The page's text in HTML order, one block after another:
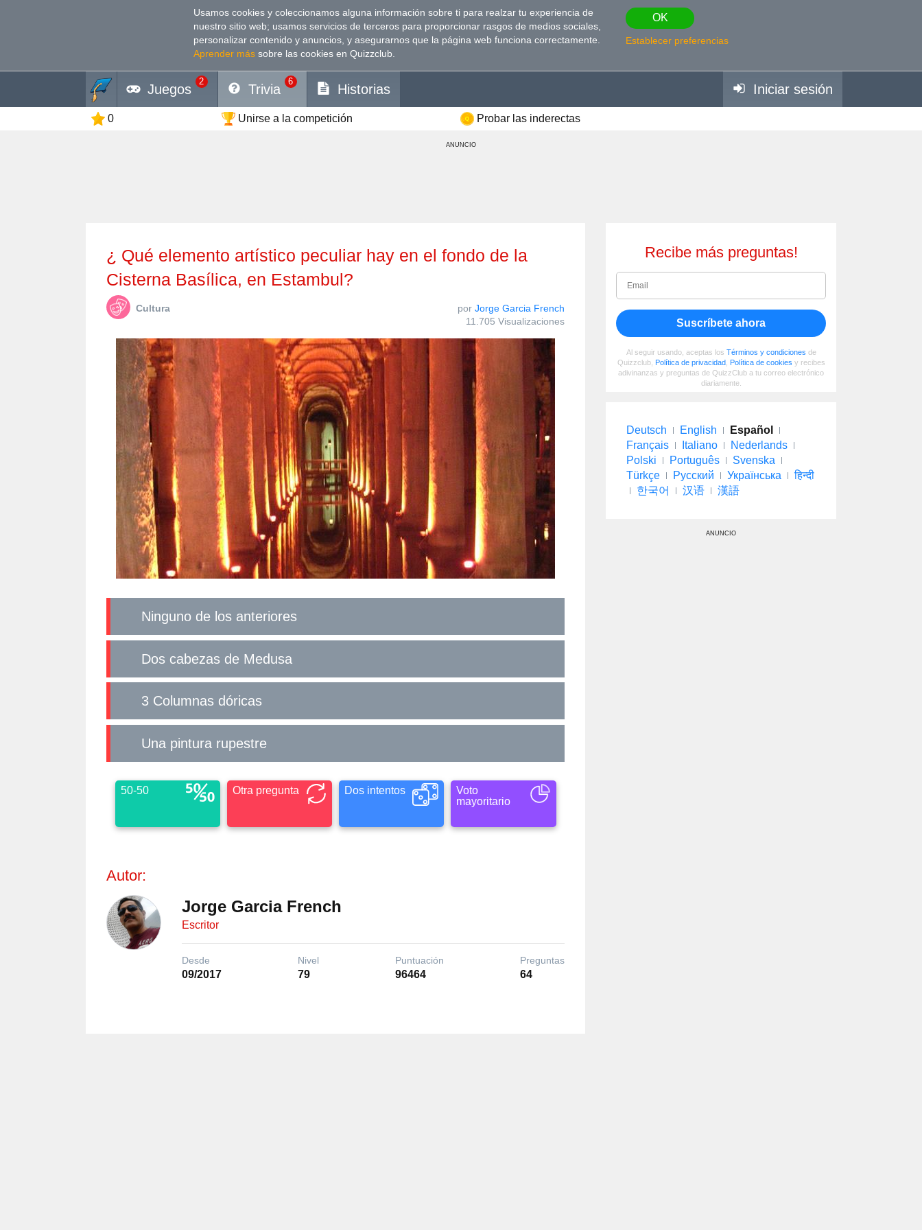
Usamos cookies y coleccionamos alguna información sobre ti para realzar tu experiencia de
nuestro sitio web; usamos servicios de terceros para proporcionar rasgos de medios sociales,
personalizar contenido y anuncios, y asegurarnos que la página web funciona correctamente.
Aprender más sobre las cookies en Quizzclub.
OK
Establecer preferencias
Juegos
2
Trivia
6
Historias Iniciar sesión
0 Unirse a la competición Probar las inderectas
ANUNCIO
¿ Qué elemento artístico peculiar hay en el fondo de la
Cisterna Basílica, en Estambul?
Cultura por Jorge Garcia French
11.705 Visualizaciones
Ninguno de los anteriores
Dos cabezas de Medusa
3 Columnas dóricas
Una pintura rupestre
50-50 Otra pregunta Dos intentos
Voto
mayoritario
Autor:
Jorge Garcia French
Escritor
Desde
09/2017
Nivel
79
Puntuación
96464
Preguntas
64
Recibe más preguntas!
Suscríbete ahora
Al seguir usando, aceptas los Términos y condiciones de
Quizzclub, Política de privacidad, Política de cookies y recibes
adivinanzas y preguntas de QuizzClub a tu correo electrónico
diariamente.
Deutsch English
Español
Français
Italiano
Nederlands
Polski
Português
Svenska
Türkçe
Русский Українська
हिन्दी
한국어
汉语 漢語
ANUNCIO